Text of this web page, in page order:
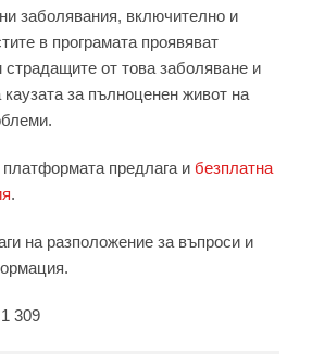
заболявания, включително и
в програмата проявяват
страдащите от това заболяване и
за пълноценен живот на
предлага и безплатна
.
на разположение за въпроси и
1 309